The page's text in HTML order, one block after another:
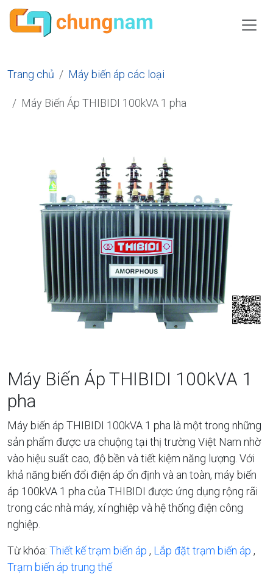
Trang chủ Máy biến áp các loại
Máy Biến Áp THIBIDI 100kVA 1 pha
Máy Biến Áp THIBIDI 100kVA 1
pha
Máy biến áp THIBIDI 100kVA 1 pha là một trong những
sản phẩm được ưa chuộng tại thị trường Việt Nam nhờ
vào hiệu suất cao, độ bền và tiết kiệm năng lượng. Với
khả năng biến đổi điện áp ổn định và an toàn, máy biến
áp 100kVA 1 pha của THIBIDI được ứng dụng rộng rãi
trong các nhà máy, xí nghiệp và hệ thống điện công
nghiệp.
Từ khóa: Thiết kế trạm biến áp , Lắp đặt trạm biến áp ,
Trạm biến áp trung thế